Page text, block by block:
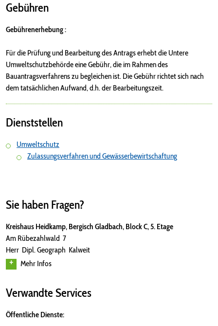
Gebühren
Gebührenerhebung :
Für die Prüfung und Bearbeitung des Antrags erhebt die Untere
Umweltschutzbehörde eine Gebühr, die im Rahmen des
Bauantragsverfahrens zu begleichen ist. Die Gebühr richtet sich nach
dem tatsächlichen Aufwand, d.h. der Bearbeitungszeit.
Dienststellen
Umweltschutz
Zulassungsverfahren und Gewässerbewirtschaftung
Sie haben Fragen?
Kreishaus Heidkamp, Bergisch Gladbach, Block C, 5. Etage
Am Rübezahlwald 7
Herr Dipl. Geograph Kalweit
Mehr Infos
Verwandte Services
Öffentliche Dienste: